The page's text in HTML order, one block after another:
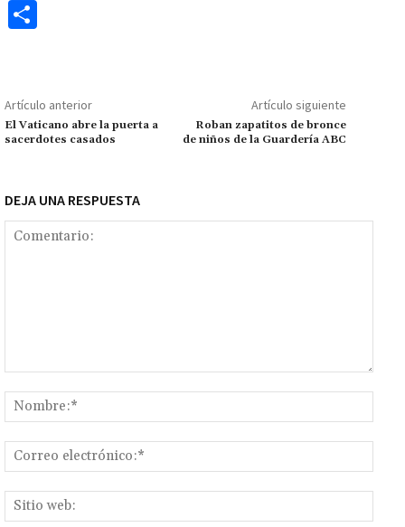
o
k
p
p
ge
r
m Li
n
k
p
ar
Artículo anterior
El Vaticano abre la puerta a
sacerdotes casados
Artículo siguiente
Roban zapatitos de bronce
de niños de la Guardería ABC
DEJA UNA RESPUESTA
web: